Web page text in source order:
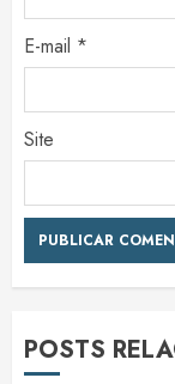
E-mail *
Site
POSTS